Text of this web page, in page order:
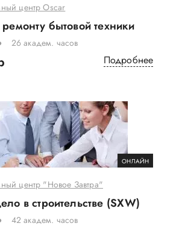
центр Oscar
бытовой техники
26 академ. часов
Подробнее
ОНЛАЙН
центр "Новое Завтра"
в строительстве (SXW)
42 академ. часов